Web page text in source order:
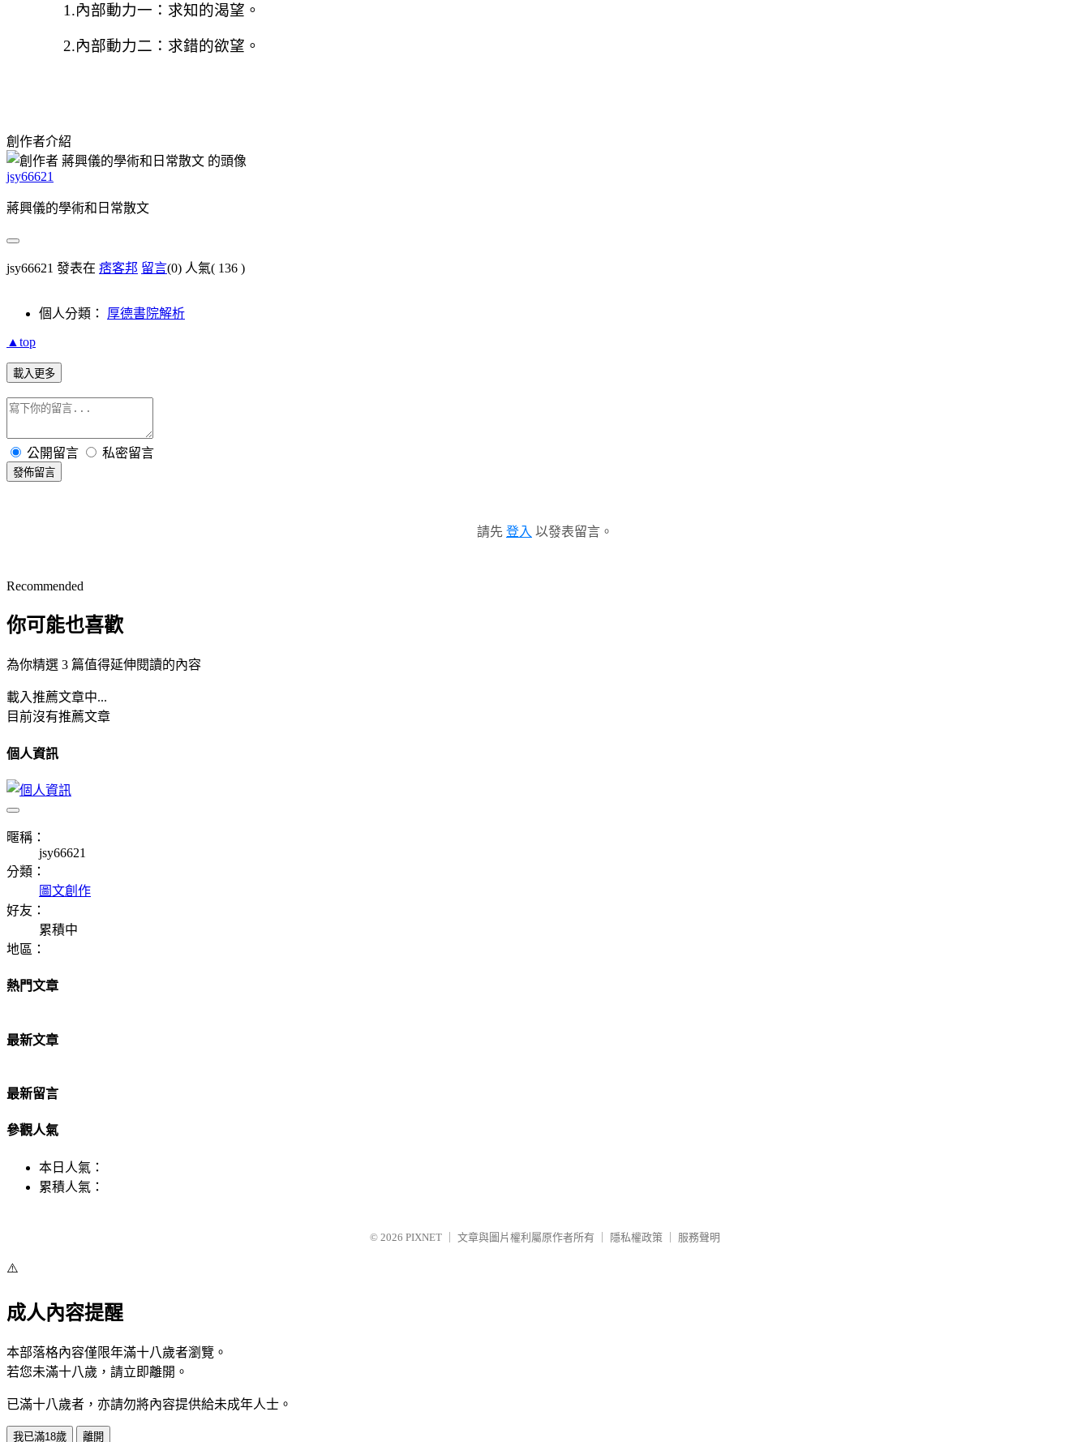
1.內部動力一：求知的渴望。
2.內部動力二：求錯的欲望。
創作者介紹
jsy66621
蔣興儀的學術和日常散文
jsy66621 發表在 痞客邦 留言(0) 人氣( 136 )
個人分類： 厚德書院解析
▲top
載入更多
公開留言 私密留言
發佈留言
請先 登入 以發表留言。
Recommended
你可能也喜歡
為你精選 3 篇值得延伸閱讀的內容
載入推薦文章中...
目前沒有推薦文章
個人資訊
暱稱：
jsy66621
分類：
圖文創作
好友：
累積中
地區：
熱門文章
最新文章
最新留言
參觀人氣
本日人氣：
累積人氣：
© 2026 PIXNET 文章與圖片權利屬原作者所有 隱私權政策 服務聲明
⚠️
成人內容提醒
本部落格內容僅限年滿十八歲者瀏覽。
若您未滿十八歲，請立即離開。
已滿十八歲者，亦請勿將內容提供給未成年人士。
我已滿18歲 離開